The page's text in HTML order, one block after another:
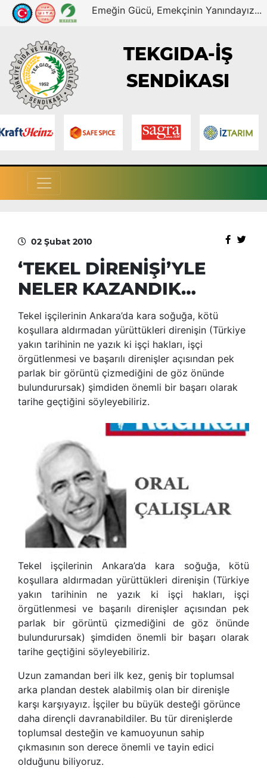
Emeğin Gücü, Emekçinin Yanındayız...
TEKGIDA-İŞ
SENDİKASI
02 Şubat 2010
‘TEKEL DİRENİŞİ’YLE
NELER KAZANDIK…
Tekel işçilerinin Ankara’da kara soğuğa, kötü
koşullara aldırmadan yürüttükleri direnişin (Türkiye
yakın tarihinin ne yazık ki işçi hakları, işçi
örgütlenmesi ve başarılı direnişler açısından pek
parlak bir görüntü çizmediğini de göz önünde
bulundurursak) şimdiden önemli bir başarı olarak
tarihe geçtiğini söyleyebiliriz.
Tekel işçilerinin Ankara’da kara soğuğa, kötü
koşullara aldırmadan yürüttükleri direnişin (Türkiye
yakın tarihinin ne yazık ki işçi hakları, işçi
örgütlenmesi ve başarılı direnişler açısından pek
parlak bir görüntü çizmediğini de göz önünde
bulundurursak) şimdiden önemli bir başarı olarak
tarihe geçtiğini söyleyebiliriz.
Uzun zamandan beri ilk kez, geniş bir toplumsal
arka plandan destek alabilmiş olan bir direnişle
karşı karşıyayız. İşçiler bu büyük desteği görünce
daha dirençli davranabildiler. Bu tür direnişlerde
toplumsal desteğin ve kamuoyunun sahip
çıkmasının son derece önemli ve tayin edici
olduğunu biliyoruz.